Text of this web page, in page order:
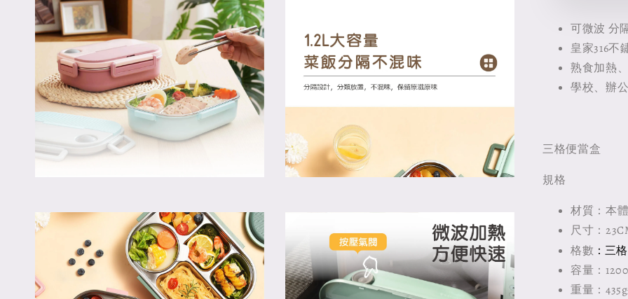
可微波 分
皇家316不
熟食加熱
學校、辦
三格便當盒
規格
材質：本
尺寸：
格數 ：三格
容量：
重量：